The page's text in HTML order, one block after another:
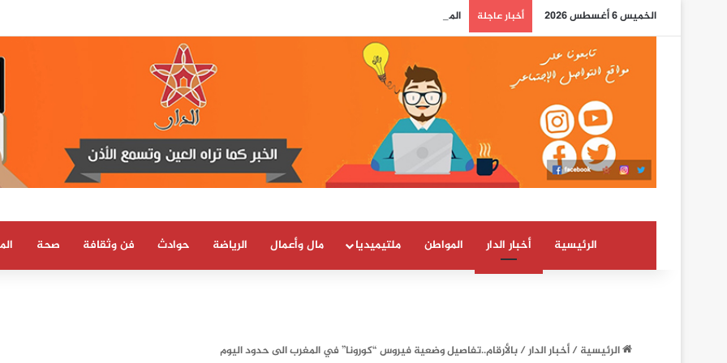
الخميس 6 أغسطس 2026 أخبار عاجلة المختبر الوطني للشرطة العلمية والتقنية يحصل على شهادة الاعتماد والمطابقة والجودة بالمعيار الدولي
الرئيسية أخبار الدار المواطن ملتيميديا مال وأعمال الرياضة حوادث فن وثقافة صحة
الرئيسية/أخبار الدار/بالأرقام..تفاصيل وضعية فيروس “كورونا” في المغرب الى حدود اليوم